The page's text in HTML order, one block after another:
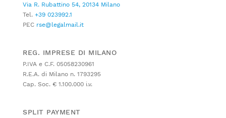
Via R. Rubattino 54, 20134 Milano
Tel. +39 023992.1
PEC rse@legalmail.it
REG. IMPRESE DI MILANO
P.IVA e C.F. 05058230961
R.E.A. di Milano n. 1793295
Cap. Soc. € 1.100.000 i.v.
SPLIT PAYMENT